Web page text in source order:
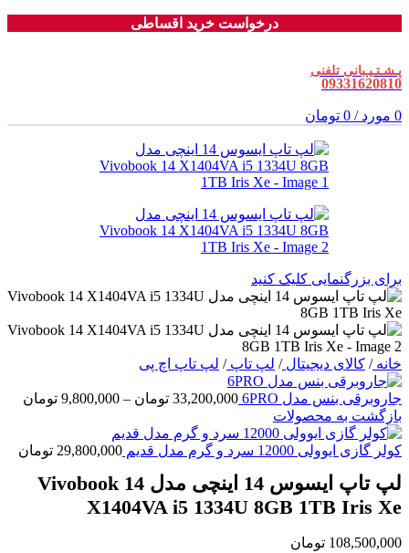
درخواست خرید اقساطی
پـشـتـیـبانی تلفنی
09331620810
0 مورد /
0 تومان
برای بزرگنمایی کلیک کنید
خانه/ کالای دیجیتال/ لپ تاپ/ لپ تاپ اچ پی
جاروبرقی بنس مدل 6PRO 33,200,000 تومان –
9,800,000 تومان
بازگشت به محصولات
کولر گازی ایوولی 12000 سرد و گرم مدل قدیم 29,800,000 تومان
لپ تاپ ایسوس 14 اینچی مدل Vivobook 14
X1404VA i5 1334U 8GB 1TB Iris Xe
108,500,000 تومان